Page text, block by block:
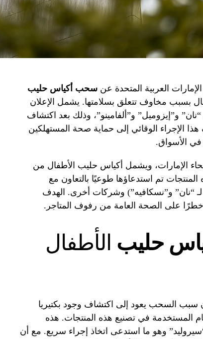
العربية المتحدة عن سحب أكياس حليب
بسبب مخاوف تتعلق بسلامتها. يشمل الإعلان
و”إيزوميل” و”ألفامينو”، وذلك بعد اكتشاف
الإجراء الوقائي إلى حماية صحة المستهلكين
في الأسواق.
الإمارات، ويشمل أكياس حليب الأطفال من
تم استدعاؤها طوعيًا بالتعاون مع
لـ “نان” و”نسكافيه”) وشركات أخرى. الهدف
على الصحة العامة من رفوف المتاجر.
حليب الأطفال
سبب السحب يعود إلى اكتشاف وجود بكتيريا
المستخدمة في تصنيع هذه المنتجات. هذه
وهو ما استدعى اتخاذ إجراء سريع. مع أن